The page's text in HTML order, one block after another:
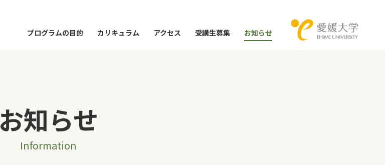
プログラムの目的 カリキュラム アクセス 受講生募集 お知らせ
お知らせ
Information